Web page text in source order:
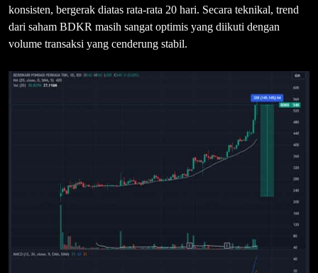
konsisten, bergerak diatas rata-rata 20 hari. Secara teknikal, trend
dari saham BDKR masih sangat optimis yang diikuti dengan
volume transaksi yang cenderung stabil.